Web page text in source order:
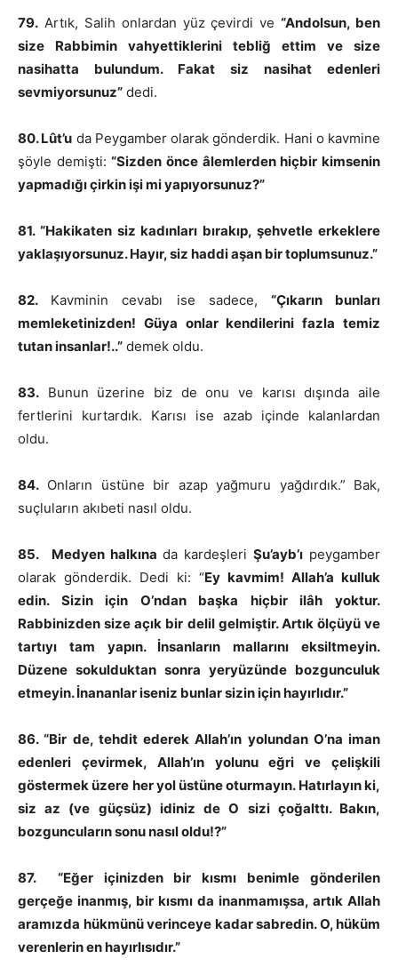
79. Artık, Salih onlardan yüz çevirdi ve“Andolsun, ben
size Rabbimin vahyettiklerini tebliğ ettim ve size
nasihatta bulundum. Fakat siz nasihat edenleri
sevmiyorsunuz” dedi.
80. Lût’u da Peygamber olarak gönderdik. Hani o kavmine
şöyle demişti:“Sizden önce âlemlerden hiçbir kimsenin
yapmadığı çirkin işi mi yapıyorsunuz?”
81. “Hakikaten siz kadınları bırakıp, şehvetle erkeklere
yaklaşıyorsunuz. Hayır, siz haddi aşan bir toplumsunuz.”
82. Kavminin cevabı ise sadece, “Çıkarın bunları
memleketinizden! Güya onlar kendilerini fazla temiz
tutan insanlar!..” demek oldu.
83. Bunun üzerine biz de onu ve karısı dışında aile
fertlerini kurtardık. Karısı ise azab içinde kalanlardan
oldu.
84. Onların üstüne bir azap yağmuru yağdırdık.” Bak,
suçluların akıbeti nasıl oldu.
85. Medyen halkına da kardeşleriŞu’ayb’ı peygamber
olarak gönderdik. Dedi ki: “Ey kavmim! Allah’a kulluk
edin. Sizin için O’ndan başka hiçbir ilâh yoktur.
Rabbinizden size açık bir delil gelmiştir. Artık ölçüyü ve
tartıyı tam yapın. İnsanların mallarını eksiltmeyin.
Düzene sokulduktan sonra yeryüzünde bozgunculuk
etmeyin. İnananlar iseniz bunlar sizin için hayırlıdır.”
86. “Bir de, tehdit ederek Allah’ın yolundan O’na iman
edenleri çevirmek, Allah’ın yolunu eğri ve çelişkili
göstermek üzere her yol üstüne oturmayın. Hatırlayın ki,
siz az (ve güçsüz) idiniz de O sizi çoğalttı. Bakın,
bozguncuların sonu nasıl oldu!?”
87. “Eğer içinizden bir kısmı benimle gönderilen
gerçeğe inanmış, bir kısmı da inanmamışsa, artık Allah
aramızda hükmünü verinceye kadar sabredin. O, hüküm
verenlerin en hayırlısıdır.”